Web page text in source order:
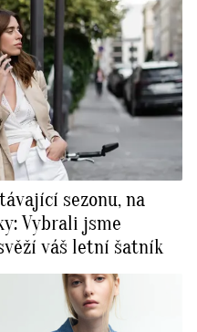
sezonu, na
Vybrali jsme
váš letní šatník